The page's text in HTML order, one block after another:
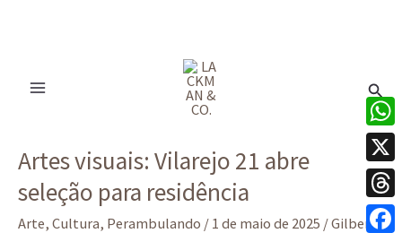
Artes visuais: Vilarejo 21 abre
seleção para residência
Arte, Cultura, Perambulando / 1 de maio de 2025 /Gilberto
visuais:
Vilarejo
21
X